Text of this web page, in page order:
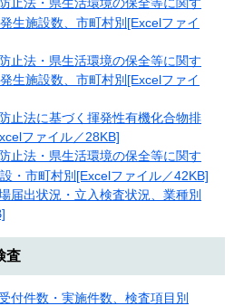
法・県生活環境の保全等に関す
生施設数、市町村別[Excelファイ
止法・県生活環境の保全等に関す
生施設数、市町村別[Excelファイ
止法に基づく揮発性有機化合物排
ファイル／28KB]
法・県生活環境の保全等に関す
・市町村別[Excelファイル／42KB]
出状況・立入検査状況、業種別
査
件数・実施件数、検査項目別